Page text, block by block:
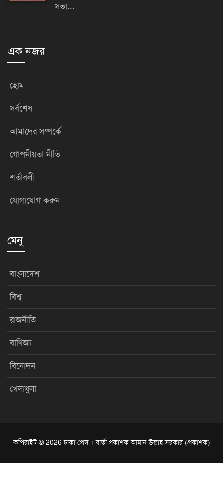
সভা...
এক নজর
হোম
সর্বশেষ
আমাদের সম্পর্কে
গোপনীয়তা নীতি
শর্তাবলী
যোগাযোগ করুন
মেনু
বাংলাদেশ
বিশ্ব
রাজনীতি
বাণিজ্য
বিনোদন
খেলাধুলা
কপিরাইট © 2026 ঢাকা প্রেস । বার্তা প্রকাশক আমান উল্লাহ সরকার (প্রকাশক)